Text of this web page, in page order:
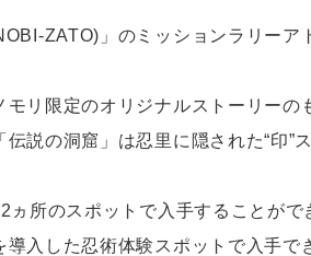
ZATO)」のミッションラリー
リ限定のオリジナルストーリー
説の洞窟」は忍里に隠された“印
所のスポットで入手することがで
入した忍術体験スポットで入手